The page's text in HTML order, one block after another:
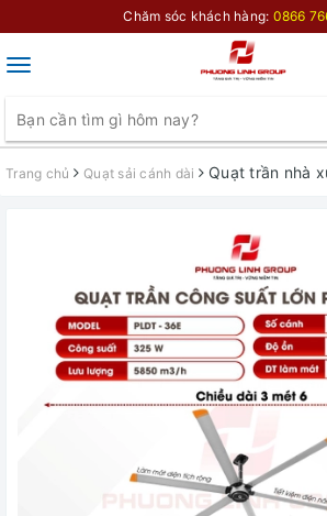
Chăm sóc khách hàng: 0866
Toggle
Trang chủ Quạt sải cánh dài Quạt trần nhà